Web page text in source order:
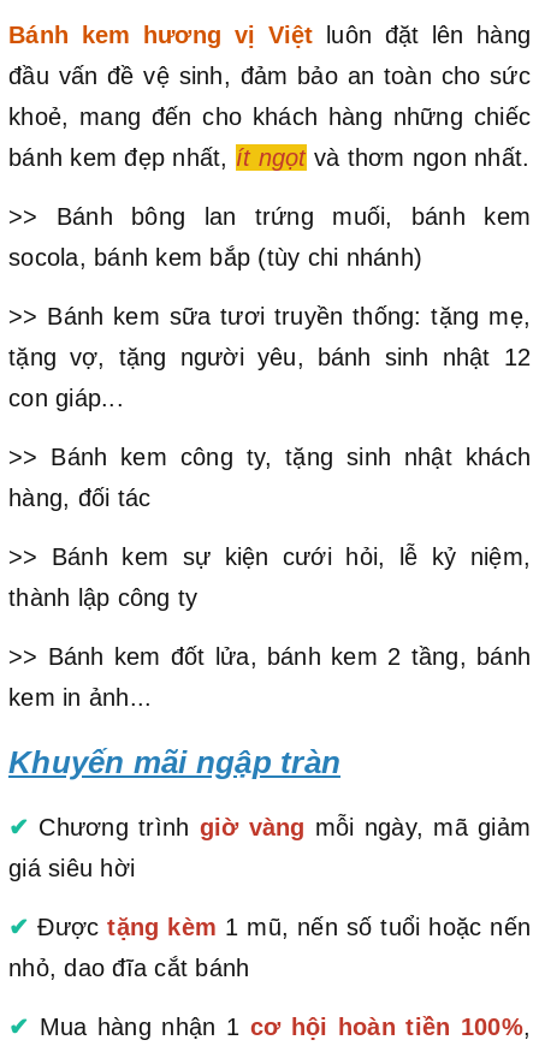
Bánh kem hương vị Việt luôn đặt lên hàng
đầu vấn đề vệ sinh, đảm bảo an toàn cho sức
khoẻ, mang đến cho khách hàng những chiếc
bánh kem đẹp nhất, ít ngọt và thơm ngon nhất.
>> Bánh bông lan trứng muối, bánh kem
socola, bánh kem bắp (tùy chi nhánh)
>> Bánh kem sữa tươi truyền thống: tặng mẹ,
tặng vợ, tặng người yêu, bánh sinh nhật 12
con giáp...
>> Bánh kem công ty, tặng sinh nhật khách
hàng, đối tác
>> Bánh kem sự kiện cưới hỏi, lễ kỷ niệm,
thành lập công ty
>> Bánh kem đốt lửa, bánh kem 2 tầng, bánh
kem in ảnh...
Khuyến mãi ngập tràn
✔ Chương trình giờ vàng mỗi ngày, mã giảm
giá siêu hời
✔ Được tặng kèm 1 mũ, nến số tuổi hoặc nến
nhỏ, dao đĩa cắt bánh
✔ Mua hàng nhận 1 cơ hội hoàn tiền 100%,